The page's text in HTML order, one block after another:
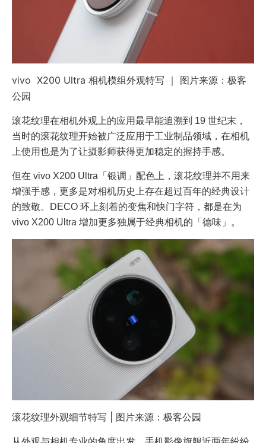
vivo X200 Ultra 相机模组外观特写 ｜ 图片来源：极客
公园
滚花纹理在相机外观上的应用最早能追溯到 19 世纪末，
当时的滚花纹理开始被广泛应用于工业制品领域，在相机
上使用也是为了让摄影师获得更加稳定的握持手感。
但在 vivo X200 Ultra「银调」配色上，滚花纹理并不用来
增强手感，更多是对相机历史上存在超过百年的经典设计
的致敬。DECO 环上刻着的变焦和快门字符，都是在为
vivo X200 Ultra 增加更多独属于经典相机的「德味」。
滚花纹理外观细节特写 | 图片来源：极客公园